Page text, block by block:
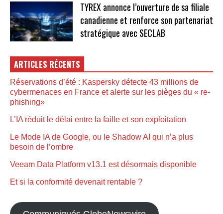
TYREX annonce l’ouverture de sa filiale
canadienne et renforce son partenariat
stratégique avec SECLAB
ARTICLES RÉCENTS
Réservations d’été : Kaspersky détecte 43 millions de
cybermenaces en France et alerte sur les pièges du « re-
phishing»
L’IA réduit le délai entre la faille et son exploitation
Le Mode IA de Google, ou le Shadow AI qui n’a plus
besoin de l’ombre
Veeam Data Platform v13.1 est désormais disponible
Et si la conformité devenait rentable ?